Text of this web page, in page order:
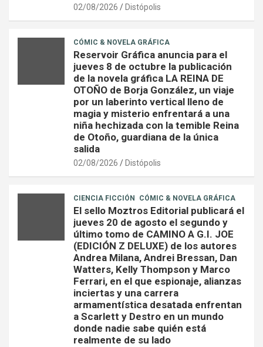
02/08/2026 Distópolis
CÓMIC & NOVELA GRÁFICA
Reservoir Gráfica anuncia para el
jueves 8 de octubre la publicación
de la novela gráfica LA REINA DE
OTOÑO de Borja González, un viaje
por un laberinto vertical lleno de
magia y misterio enfrentará a una
niña hechizada con la temible Reina
de Otoño, guardiana de la única
salida
02/08/2026 Distópolis
CIENCIA FICCIÓN CÓMIC & NOVELA GRÁFICA
El sello Moztros Editorial publicará el
jueves 20 de agosto el segundo y
último tomo de CAMINO A G.I. JOE
(EDICIÓN Z DELUXE) de los autores
Andrea Milana, Andrei Bressan, Dan
Watters, Kelly Thompson y Marco
Ferrari, en el que espionaje, alianzas
inciertas y una carrera
armamentística desatada enfrentan
a Scarlett y Destro en un mundo
donde nadie sabe quién está
realmente de su lado